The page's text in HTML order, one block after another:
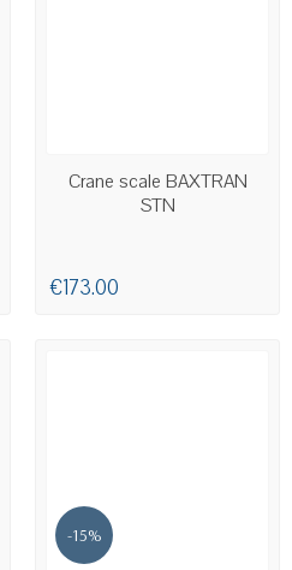
AVAILABLE
Crane scale BAXTRAN
STN
€173.00
-15%